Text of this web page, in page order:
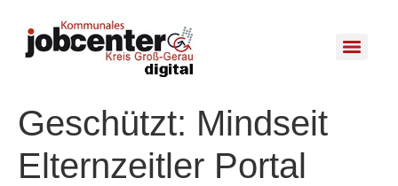
Geschützt: Mindseit
Elternzeitler Portal